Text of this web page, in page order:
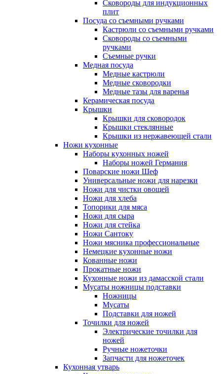
Сковороды для индукционных
плит
Посуда со съемными ручками
Кастрюли со съемными ручками
Сковороды со съемными
ручками
Съемные ручки
Медная посуда
Медные кастрюли
Медные сковородки
Медные тазы для варенья
Керамическая посуда
Крышки
Крышки для сковородок
Крышки стеклянные
Крышки из нержавеющей стали
Ножи кухонные
Наборы кухонных ножей
Наборы ножей Германия
Поварские ножи Шеф
Универсальные ножи для нарезки
Ножи для чистки овощей
Ножи для хлеба
Топорики для мяса
Ножи для сыра
Ножи для стейка
Ножи Сантоку
Ножи мясника профессиональные
Немецкие кухонные ножи
Кованные ножи
Прокатные ножи
Кухонные ножи из дамасской стали
Мусаты ножницы подставки
Ножницы
Мусаты
Подставки для ножей
Точилки для ножей
Электрические точилки для
ножей
Ручные ножеточки
Запчасти для ножеточек
Кухонная утварь